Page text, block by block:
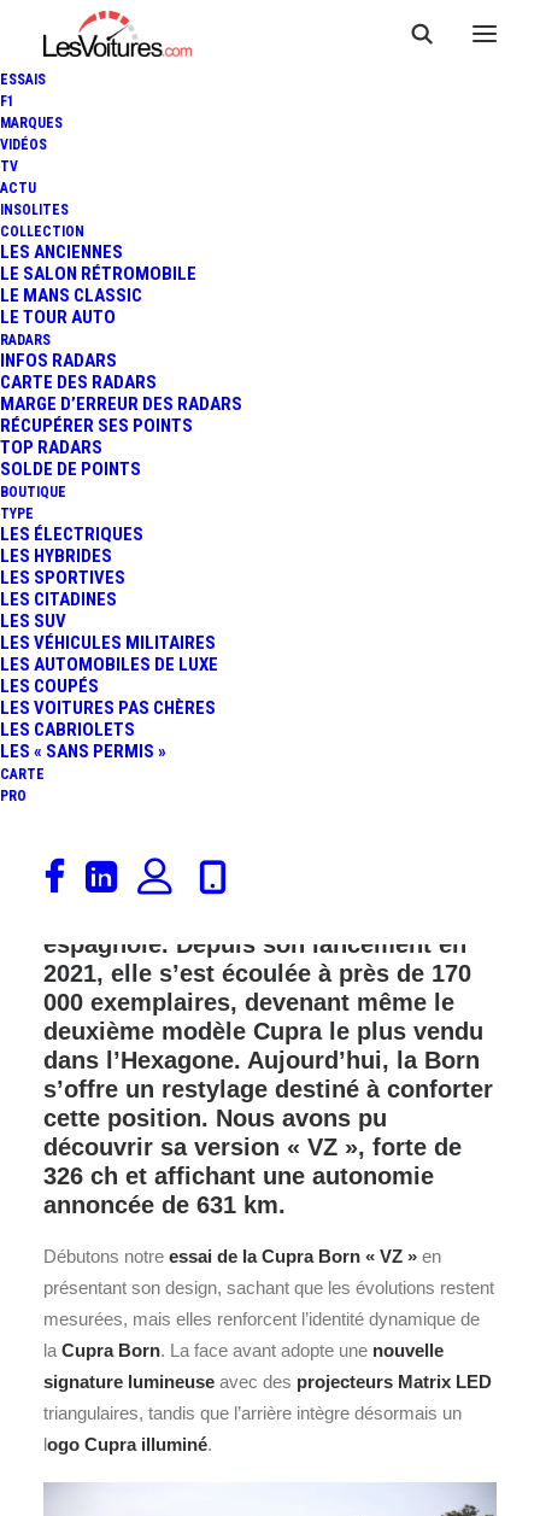
ESSAIS
F1
MARQUES
VIDÉOS
TV
ACTU
INSOLITES
COLLECTION
LES ANCIENNES
LE SALON RÉTROMOBILE
LE MANS CLASSIC
LE TOUR AUTO
RADARS
INFOS RADARS
CARTE DES RADARS
MARGE D’ERREUR DES RADARS
RÉCUPÉRER SES POINTS
TOP RADARS
SOLDE DE POINTS
BOUTIQUE
TYPE
LES ÉLECTRIQUES
LES HYBRIDES
LES SPORTIVES
LES CITADINES
LES SUV
LES VÉHICULES MILITAIRES
LES AUTOMOBILES DE LUXE
LES COUPÉS
LES VOITURES PAS CHÈRES
LES CABRIOLETS
LES « SANS PERMIS »
CARTE
PRO
CUPRA BORN VZ : 326 CH ET
UN VRAI TEMPÉRAMENT,
7 Minutes
Bien que discrète sur nos routes, la
Cupra Born n’en est pas moins un
espagnole. Depuis son lancement en
2021, elle s’est écoulée à près de 170
000 exemplaires, devenant même le
deuxième modèle Cupra le plus vendu
dans l’Hexagone. Aujourd’hui, la Born
s’offre un restylage destiné à conforter
cette position. Nous avons pu
découvrir sa version « VZ », forte de
326 ch et affichant une autonomie
annoncée de 631 km.
Débutons notre essai de laCupraBorn « VZ » en
présentant son design, sachant que les évolutions restent
mesurées, mais elles renforcent l’identité dynamique de
la Cupra Born. La face avant adopte une nouvelle
signature lumineuse avec des projecteurs Matrix LED
triangulaires, tandis que l’arrière intègre désormais un
logo Cupra illuminé.